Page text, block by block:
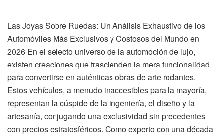
Las Joyas Sobre Ruedas: Un Análisis Exhaustivo de los
Automóviles Más Exclusivos y Costosos del Mundo en
2026 En el selecto universo de la automoción de lujo,
existen creaciones que trascienden la mera funcionalidad
para convertirse en auténticas obras de arte rodantes.
Estos vehículos, a menudo inaccesibles para la mayoría,
representan la cúspide de la ingeniería, el diseño y la
artesanía, conjugando una exclusividad sin precedentes
con precios estratosféricos. Como experto con una década